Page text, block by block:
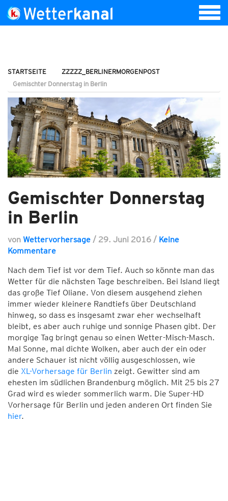
STARTSEITE
ZZZZZ_BERLINERMORGENPOST
Gemischter Donnerstag in Berlin
Gemischter Donnerstag
in Berlin
von Wettervorhersage / 29. Juni 2016 / Keine
Kommentare
Nach dem Tief ist vor dem Tief. Auch so könnte man das
Wetter für die nächsten Tage beschreiben. Bei Island liegt
das große Tief Oliane. Von diesem ausgehend ziehen
immer wieder kleinere Randtiefs über Deutschland
hinweg, so dass es insgesamt zwar eher wechselhaft
bleibt, es aber auch ruhige und sonnige Phasen gibt. Der
morgige Tag bringt genau so einen Wetter-Misch-Masch.
Mal Sonne, mal dichte Wolken, aber auch der ein oder
andere Schauer ist nicht völlig ausgeschlossen, wie
die XL-Vorhersage für Berlin zeigt. Gewitter sind am
ehesten im südlichen Brandenburg möglich. Mit 25 bis 27
Grad wird es wieder sommerlich warm. Die Super-HD
Vorhersage für Berlin und jeden anderen Ort finden Sie
hier.